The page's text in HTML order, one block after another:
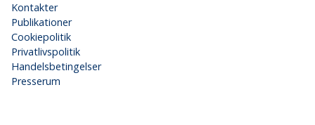
Kontakter
Publikationer
Cookiepolitik
Privatlivspolitik
Handelsbetingelser
Presserum